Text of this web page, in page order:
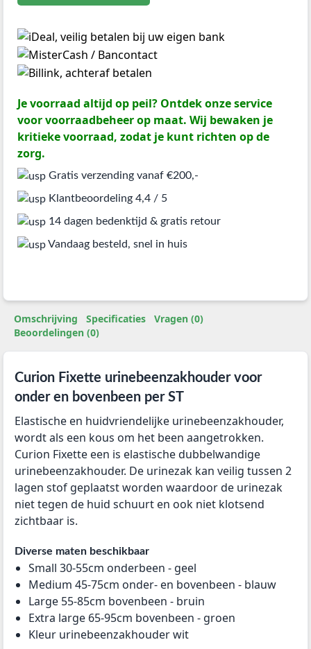
Je voorraad altijd op peil? Ontdek onze service
voor voorraadbeheer op maat. Wij bewaken je
kritieke voorraad, zodat je kunt richten op de
zorg.
Gratis verzending vanaf €200,-
Klantbeoordeling 4,4 / 5
14 dagen bedenktijd & gratis retour
Vandaag besteld, snel in huis
Omschrijving Specificaties
Vragen (0)
Beoordelingen (0)
Curion Fixette urinebeenzakhouder voor
onder en bovenbeen per ST
Elastische en huidvriendelijke urinebeenzakhouder,
wordt als een kous om het been aangetrokken.
Curion Fixette een is elastische dubbelwandige
urinebeenzakhouder. De urinezak kan veilig tussen 2
lagen stof geplaatst worden waardoor de urinezak
niet tegen de huid schuurt en ook niet klotsend
zichtbaar is.
Diverse maten beschikbaar
Small 30-55cm onderbeen - geel
Medium 45-75cm onder- en bovenbeen - blauw
Large 55-85cm bovenbeen - bruin
Extra large 65-95cm bovenbeen - groen
Kleur urinebeenzakhouder wit